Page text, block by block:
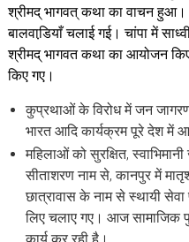
श्रीमद् भागवत् कथा का वाचन हुआ।
बालवाडि़याँ चलाई गई। चांपा में
श्रीमद् भागवत कथा का आयोजन
किए गए।
कुप्रथाओं के विरोध में जन जागरण
भारत आदि कार्यक्रम पूरे देश में
महिलाओं को सुरक्षित,
सीताशरण नाम से, कानपुर में
छात्रावास के नाम से स्थायी
लिए चलाए गए। आज सामाजिक